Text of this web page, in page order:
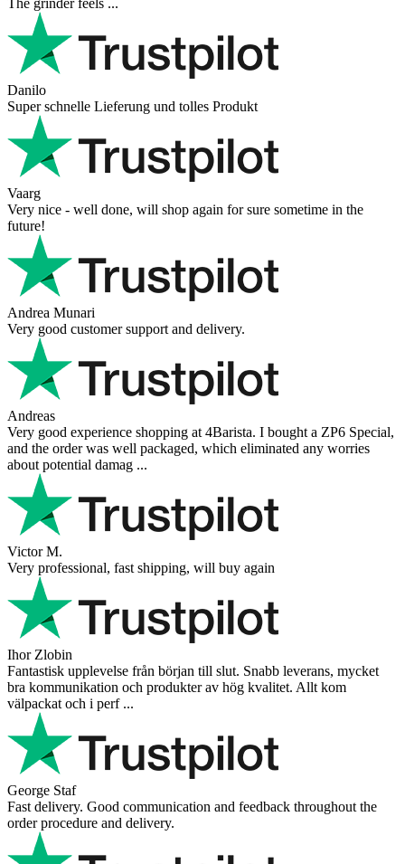
Hanna
Def recommend! Even with the trust pilot results, I'm always a bit
scared ordering from websites I did not hear of before, but this one
is 100% solid ...
Ahmed Sherif
Excellent coffee grinder! The shipping was surprisingly fast, even
though I’m in Greece and the store is based in Romania/Austria.
The grinder feels ...
Danilo
Super schnelle Lieferung und tolles Produkt
Vaarg
Very nice - well done, will shop again for sure sometime in the
future!
Andrea Munari
Very good customer support and delivery.
Andreas
Very good experience shopping at 4Barista. I bought a ZP6 Special,
and the order was well packaged, which eliminated any worries
about potential damag ...
Victor M.
Very professional, fast shipping, will buy again